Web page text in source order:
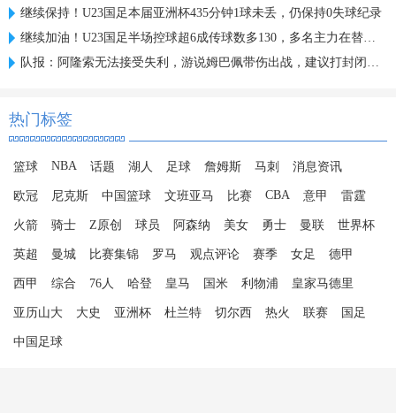
继续保持！U23国足本届亚洲杯435分钟1球未丢，仍保持0失球纪录
继续加油！U23国足半场控球超6成传球数多130，多名主力在替补席
队报：阿隆索无法接受失利，游说姆巴佩带伤出战，建议打封闭被拒
热门标签
篮球 NBA 话题 湖人 足球 詹姆斯 马刺 消息资讯
欧冠 尼克斯 中国篮球 文班亚马 比赛 CBA 意甲 雷霆
火箭 骑士 Z原创 球员 阿森纳 美女 勇士 曼联 世界杯
英超 曼城 比赛集锦 罗马 观点评论 赛季 女足 德甲
西甲 综合 76人 哈登 皇马 国米 利物浦 皇家马德里
亚历山大 大史 亚洲杯 杜兰特 切尔西 热火 联赛 国足
中国足球